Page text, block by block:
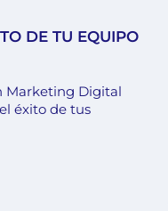
DE TU EQUIPO
Marketing Digital
éxito de tus